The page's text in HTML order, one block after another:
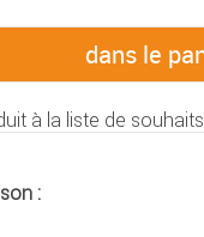
à la liste de souhaits
: